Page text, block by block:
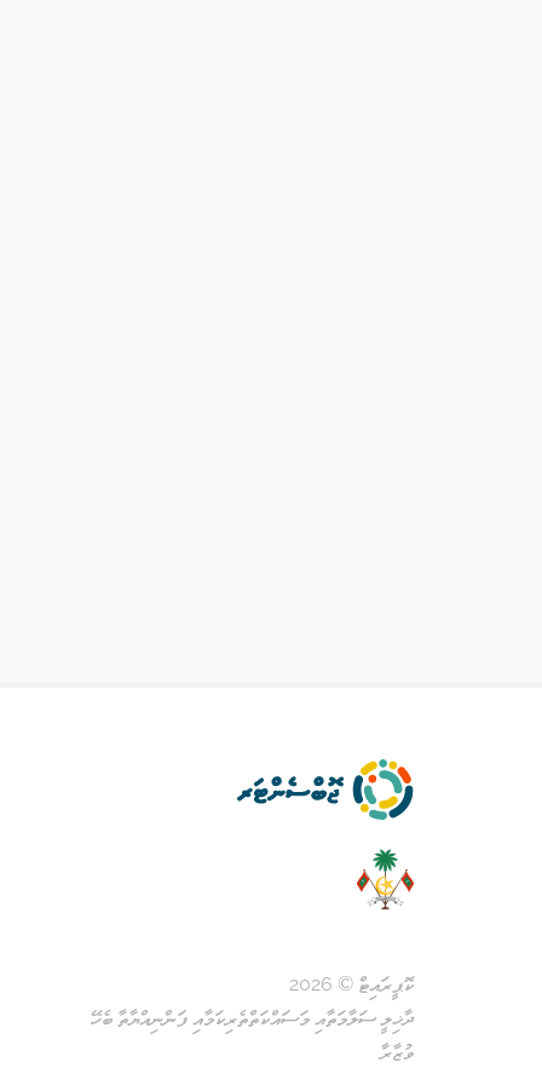
ކޮޕީރައިޓް © 2026
ދާޚިލީ ސަލާމަތާއި މަސައްކަތްތެރިކަމާއި ފަންނިއްޔާތާ ބެހޭ
ވުޒާރާ